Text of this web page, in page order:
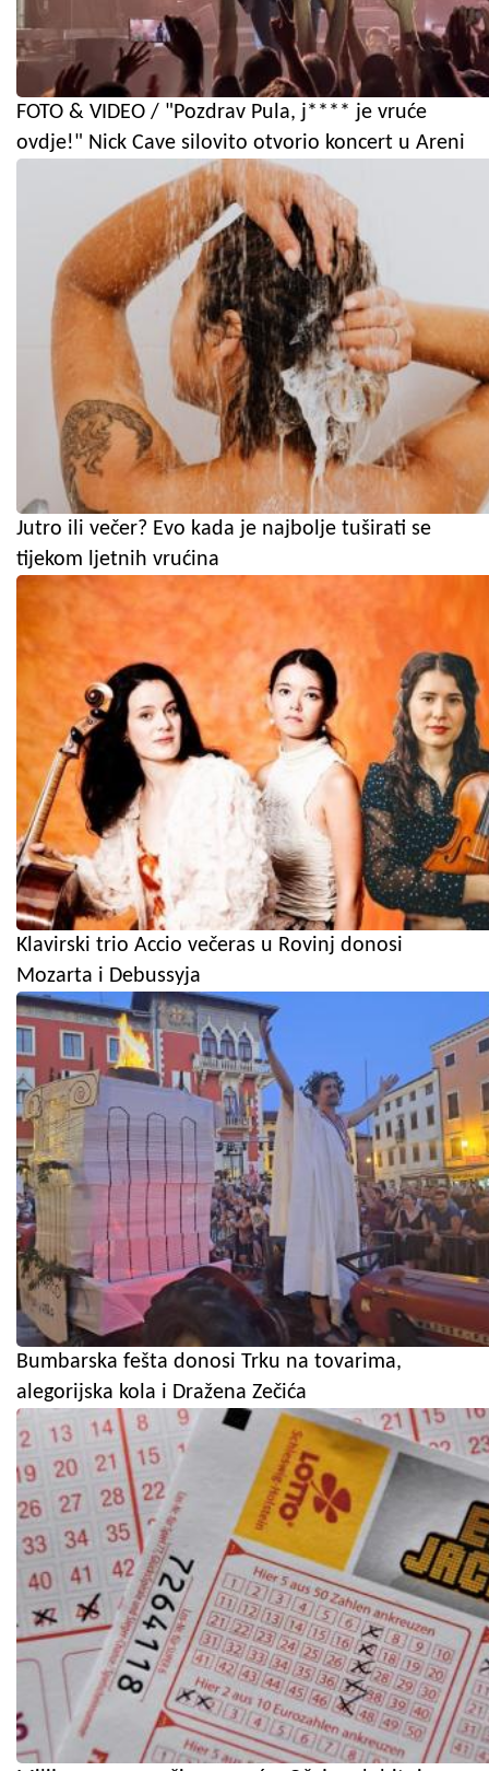
FOTO & VIDEO / "Pozdrav Pula, j**** je vruće
ovdje!" Nick Cave silovito otvorio koncert u Areni
Jutro ili večer? Evo kada je najbolje tuširati se
tijekom ljetnih vrućina
Klavirski trio Accio večeras u Rovinj donosi
Mozarta i Debussyja
Bumbarska fešta donosi Trku na tovarima,
alegorijska kola i Dražena Zečića